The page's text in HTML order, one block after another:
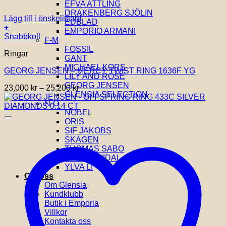
EFVA ATTLING
DRAKENBERG SJÖLIN
EDBLAD
EMPORIO ARMANI
F-M
FOSSIL
GANT
MICHAEL KORS
LILY AND ROSE
GEORG JENSEN
GLENSIA SELECTION
N-Ö
NOBEL
ORIS
SIF JAKOBS
SKAGEN
THOMAS SABO
VIDAL & VIDAL
YLVA LI
Om oss
Om Glensia
Kundklubb
Butik i Emporia
Villkor
Kontakta oss
Lägg till i önskelistan!
+
Den
produkten
flera
De
olika
alternativen
kan
Snabbkoll
Ringar
GEORG JENSEN – MERCY TWIST RING 1636F YG
23,000 kr – 25,200krPrisintervall:
23,000 kr
25,200 kr